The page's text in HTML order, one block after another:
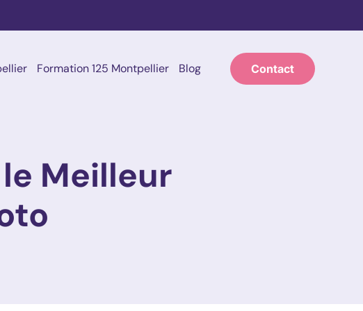
Formation 125 Montpellier Blog Contact
Meilleur